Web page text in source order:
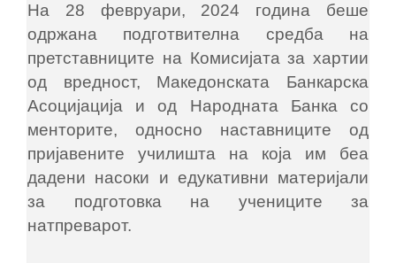
На 28 февруари, 2024 година беше
одржана подготвителна средба на
претставниците на Комисијата за хартии
од вредност, Македонската Банкарска
Асоцијација и од Народната Банка со
менторите, односно наставниците од
пријавените училишта на која им беа
дадени насоки и едукативни материјали
за подготовка на учениците за
натпреварот.